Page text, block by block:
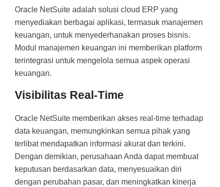
Oracle NetSuite adalah solusi cloud ERP yang
menyediakan berbagai aplikasi, termasuk manajemen
keuangan, untuk menyederhanakan proses bisnis.
Modul manajemen keuangan ini memberikan platform
terintegrasi untuk mengelola semua aspek operasi
keuangan.
Visibilitas Real-Time
Oracle NetSuite memberikan akses real-time terhadap
data keuangan, memungkinkan semua pihak yang
terlibat mendapatkan informasi akurat dan terkini.
Dengan demikian, perusahaan Anda dapat membuat
keputusan berdasarkan data, menyesuaikan diri
dengan perubahan pasar, dan meningkatkan kinerja